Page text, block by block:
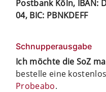
Postbank Köln, IBAN:
04, BIC: PBNKDEFF
Schnupperausgabe
Ich möchte die SoZ
bestelle eine
Probeabo.